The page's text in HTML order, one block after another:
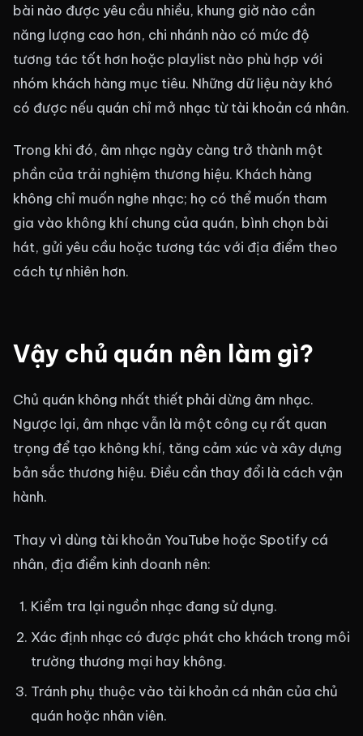
bài nào được yêu cầu nhiều, khung giờ nào cần
năng lượng cao hơn, chi nhánh nào có mức độ
tương tác tốt hơn hoặc playlist nào phù hợp với
nhóm khách hàng mục tiêu. Những dữ liệu này khó
có được nếu quán chỉ mở nhạc từ tài khoản cá nhân.
Trong khi đó, âm nhạc ngày càng trở thành một
phần của trải nghiệm thương hiệu. Khách hàng
không chỉ muốn nghe nhạc; họ có thể muốn tham
gia vào không khí chung của quán, bình chọn bài
hát, gửi yêu cầu hoặc tương tác với địa điểm theo
cách tự nhiên hơn.
Vậy chủ quán nên làm gì?
Chủ quán không nhất thiết phải dừng âm nhạc.
Ngược lại, âm nhạc vẫn là một công cụ rất quan
trọng để tạo không khí, tăng cảm xúc và xây dựng
bản sắc thương hiệu. Điều cần thay đổi là cách vận
hành.
Thay vì dùng tài khoản YouTube hoặc Spotify cá
nhân, địa điểm kinh doanh nên:
Kiểm tra lại nguồn nhạc đang sử dụng.
Xác định nhạc có được phát cho khách trong môi
trường thương mại hay không.
Tránh phụ thuộc vào tài khoản cá nhân của chủ
quán hoặc nhân viên.